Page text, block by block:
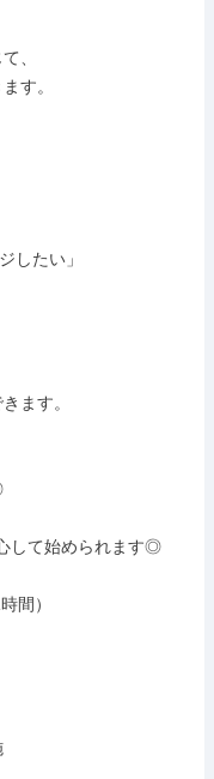
、
す。
したい」
ます。
して始められます◎
間）